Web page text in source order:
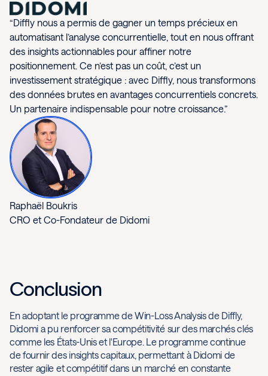
“Diffly nous a permis de gagner un temps précieux en
automatisant l’analyse concurrentielle, tout en nous offrant
des insights actionnables pour affiner notre
positionnement. Ce n’est pas un coût, c’est un
investissement stratégique : avec Diffly, nous transformons
des données brutes en avantages concurrentiels concrets.
Un partenaire indispensable pour notre croissance.”
Raphaël Boukris
CRO et Co-Fondateur de Didomi
Conclusion
En adoptant le programme de Win-Loss Analysis de Diffly,
Didomi a pu renforcer sa compétitivité sur des marchés clés
comme les États-Unis et l'Europe. Le programme continue
de fournir des insights capitaux, permettant à Didomi de
rester agile et compétitif dans un marché en constante